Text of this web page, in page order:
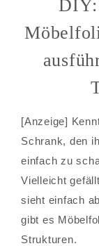
[Anzeige]
Schrank, den
einfach zu
Vielleicht
sieht einfach
gibt es
Strukturen.